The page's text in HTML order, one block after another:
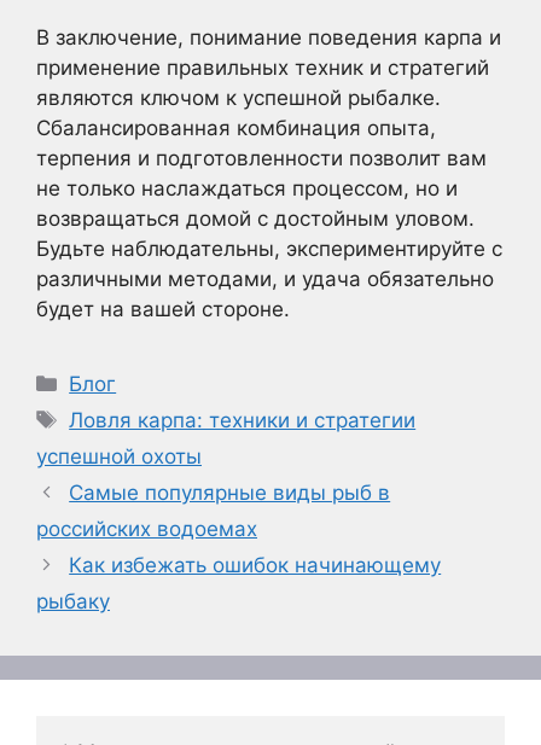
В заключение, понимание поведения карпа и
применение правильных техник и стратегий
являются ключом к успешной рыбалке.
Сбалансированная комбинация опыта,
терпения и подготовленности позволит вам
не только наслаждаться процессом, но и
возвращаться домой с достойным уловом.
Будьте наблюдательны, экспериментируйте с
различными методами, и удача обязательно
будет на вашей стороне.
Рубрики
Блог
Метки
Ловля карпа: техники и стратегии
успешной охоты
Самые популярные виды рыб в
российских водоемах
Как избежать ошибок начинающему
рыбаку